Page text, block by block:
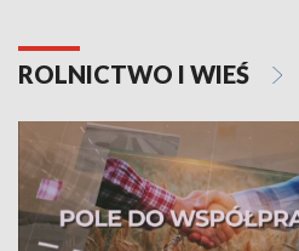
ROLNICTWO I WIEŚ